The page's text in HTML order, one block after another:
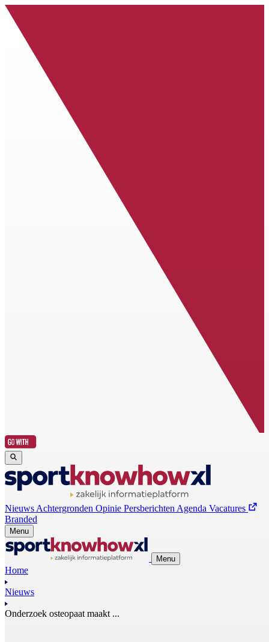
Nieuws Achtergronden Opinie Persberichten Agenda Vacatures
Branded
Menu
Menu
Home
Nieuws
Onderzoek osteopaat maakt ...